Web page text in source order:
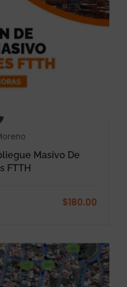
Masivo De
FTTH
$180.00